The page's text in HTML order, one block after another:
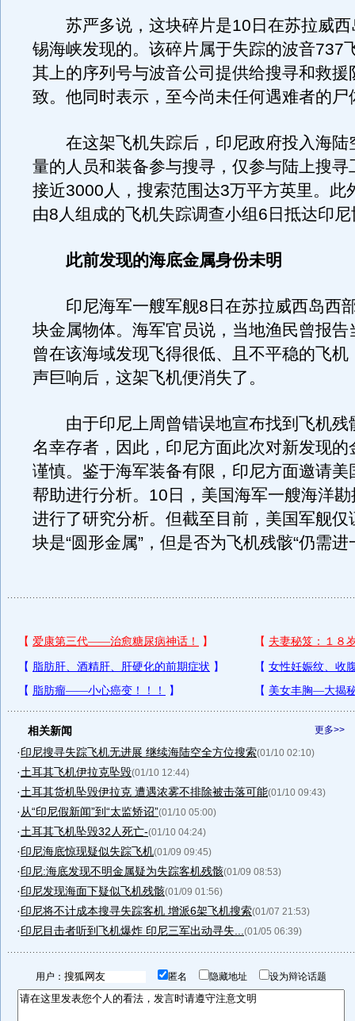
苏严多说，这块碎片是10日在苏拉威西
锡海峡发现的。该碎片属于失踪的波音737
其上的序列号与波音公司提供给搜寻和救援
致。他同时表示，至今尚未任何遇难者的尸
在这架飞机失踪后，印尼政府投入海陆
量的人员和装备参与搜寻，仅参与陆上搜寻
接近3000人，搜索范围达3万平方英里。此
由8人组成的飞机失踪调查小组6日抵达印
此前发现的海底金属身份未明
印尼海军一艘军舰8日在苏拉威西岛西
块金属物体。海军官员说，当地渔民曾报告
曾在该海域发现飞得很低、且不平稳的飞机
声巨响后，这架飞机便消失了。
由于印尼上周曾错误地宣布找到飞机残
名幸存者，因此，印尼方面此次对新发现的
谨慎。鉴于海军装备有限，印尼方面邀请美
帮助进行分析。10日，美国海军一艘海洋
进行了研究分析。但截至目前，美国军舰仅
块是“圆形金属”，但是否为飞机残骸“仍需进
更多>>
相关新闻
·印尼搜寻失踪飞机无进展 继续海陆空全方位搜索(01/10 02:10)
·土耳其飞机伊拉克坠毁(01/10 12:44)
·土耳其货机坠毁伊拉克 遭遇浓雾不排除被击落可能(01/10 09:43)
· 从“印尼假新闻”到“太监矫诏”(01/10 05:00)
·土耳其飞机坠毁32人死亡-(01/10 04:24)
·印尼海底惊现疑似失踪飞机(01/09 09:45)
·印尼:海底发现不明金属疑为失踪客机残骸(01/09 08:53)
·印尼发现海面下疑似飞机残骸(01/09 01:56)
·印尼将不计成本搜寻失踪客机 增派6架飞机搜索(01/07 21:53)
·印尼目击者听到飞机爆炸 印尼三军出动寻失... (01/05 06:39)
用户： 匿名 隐藏地址 设为辩论话题